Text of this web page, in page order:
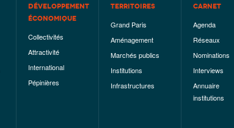
DÉVELOPPEMENT
ÉCONOMIQUE
Collectivités
Attractivité
International
Pépinières
TERRITOIRES
Grand Paris
Aménagement
Marchés publics
Institutions
Infrastructures
CARNET
Agenda
Réseaux
Nominations
Interviews
Annuaire
institutions